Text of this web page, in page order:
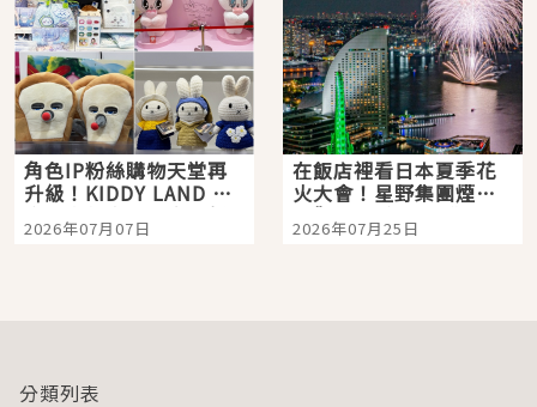
角色IP粉絲購物天堂再
升級！KIDDY LAND 原
宿店吉伊卡哇迎客，新
開幕 OMOKADO 店3分
2026年07月07日
在飯店裡看日本夏季花
火大會！星野集團煙火
景觀飯店6選，讓你不用
人擠人悠閒欣賞
2026年07月25日
分類列表